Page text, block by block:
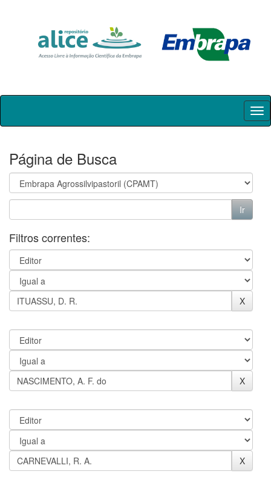
Skip
Página de Busca
Filtros correntes: